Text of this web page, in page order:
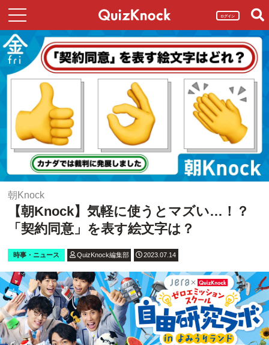
ログイン
朝Knock
【朝Knock】気軽に使うとマズい…！？
「契約同意」を表す絵文字は？
時事・ニュース QuizKnock編集部 2023.07.14